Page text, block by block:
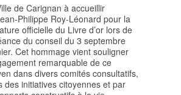
de Carignan à accueillir
Philippe Roy-Léonard pour la
officielle du Livre d’or lors de
du conseil du 3 septembre
Cet hommage vient souligner
remarquable de ce
dans divers comités consultatifs,
des initiatives citoyennes et par